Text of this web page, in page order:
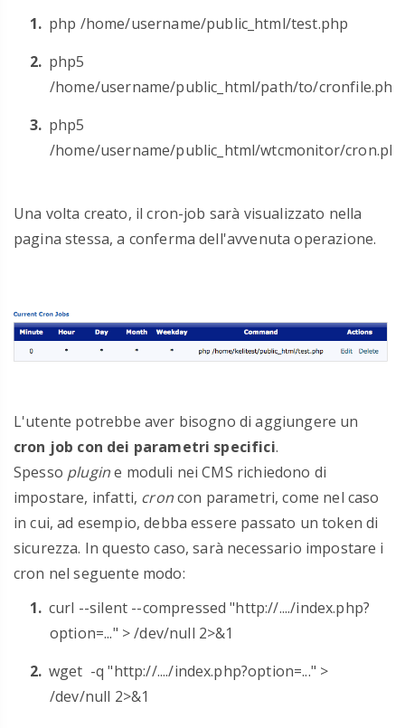
php /home/username/public_html/test.php
php5
/home/username/public_html/path/to/cronfile.php
php5
/home/username/public_html/wtcmonitor/
Una volta creato, il cron-job sarà visualizzato nella
pagina stessa, a conferma dell'avvenuta operazione.
L'utente potrebbe aver bisogno di aggiungere un
cron job con dei parametri specifici.
Spesso plugine moduli nei CMS richiedono di
impostare, infatti, croncon parametri, come nel caso
in cui, ad esempio, debba essere passato un token di
sicurezza. In questo caso, sarà necessario impostare i
cron nel seguente modo:
curl --silent --compressed "http://..../index.php?
option=..." > /dev/null 2>&1
wget -q "http://..../index.php?option=..." >
/dev/null 2>&1